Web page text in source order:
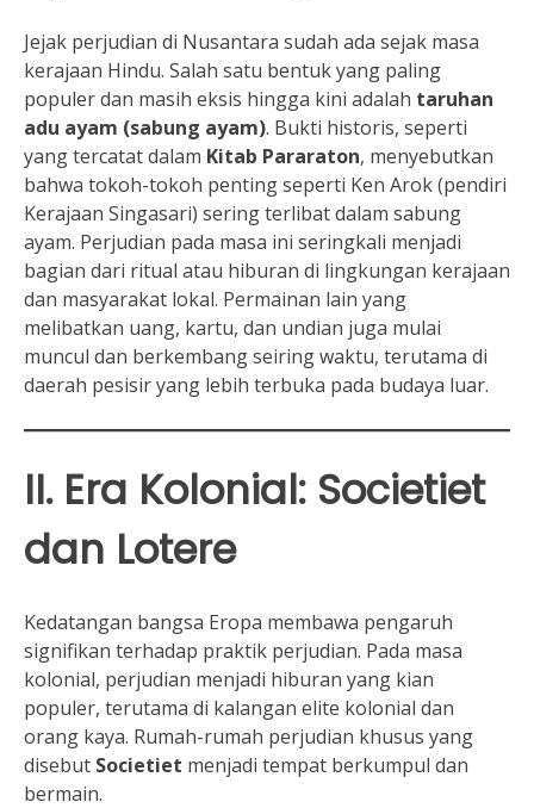
Jejak perjudian di Nusantara sudah ada sejak masa
kerajaan Hindu. Salah satu bentuk yang paling
populer dan masih eksis hingga kini adalah taruhan
adu ayam (sabung ayam). Bukti historis, seperti
yang tercatat dalam Kitab Pararaton, menyebutkan
bahwa tokoh-tokoh penting seperti Ken Arok (pendiri
Kerajaan Singasari) sering terlibat dalam sabung
ayam. Perjudian pada masa ini seringkali menjadi
bagian dari ritual atau hiburan di lingkungan kerajaan
dan masyarakat lokal. Permainan lain yang
melibatkan uang, kartu, dan undian juga mulai
muncul dan berkembang seiring waktu, terutama di
daerah pesisir yang lebih terbuka pada budaya luar.
II. Era Kolonial: Societiet
dan Lotere
Kedatangan bangsa Eropa membawa pengaruh
signifikan terhadap praktik perjudian. Pada masa
kolonial, perjudian menjadi hiburan yang kian
populer, terutama di kalangan elite kolonial dan
orang kaya. Rumah-rumah perjudian khusus yang
disebut Societiet menjadi tempat berkumpul dan
bermain.